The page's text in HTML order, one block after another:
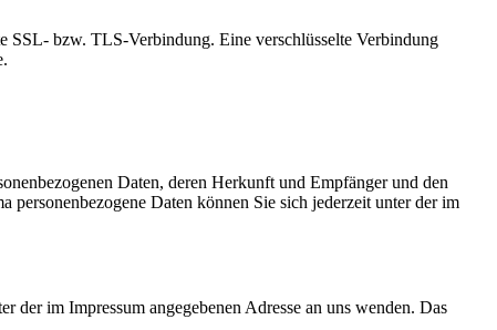
SSL- bzw. TLS-Verbindung. Eine verschlüsselte Verbindung
Daten, deren Herkunft und Empfänger und den
Daten können Sie sich jederzeit unter der im
der im Impressum angegebenen Adresse an uns wenden. Das